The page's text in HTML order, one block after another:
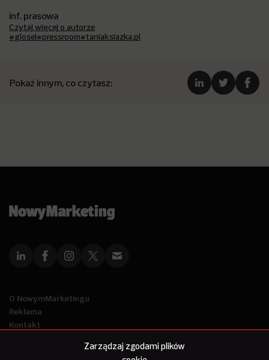
Zarządzaj zgodami plików
inf. prasowa
Czytaj więcej o autorze
#glosel#pressroom#taniaksiazka.pl
Pokaż innym, co czytasz:
O NowymMarketingu
Reklama
Kontakt